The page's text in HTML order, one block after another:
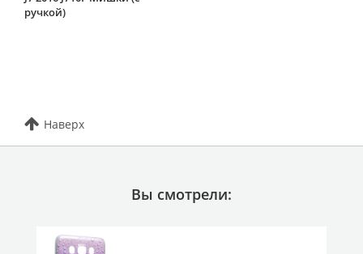
ручкой)
Наверх
Вы смотрели: